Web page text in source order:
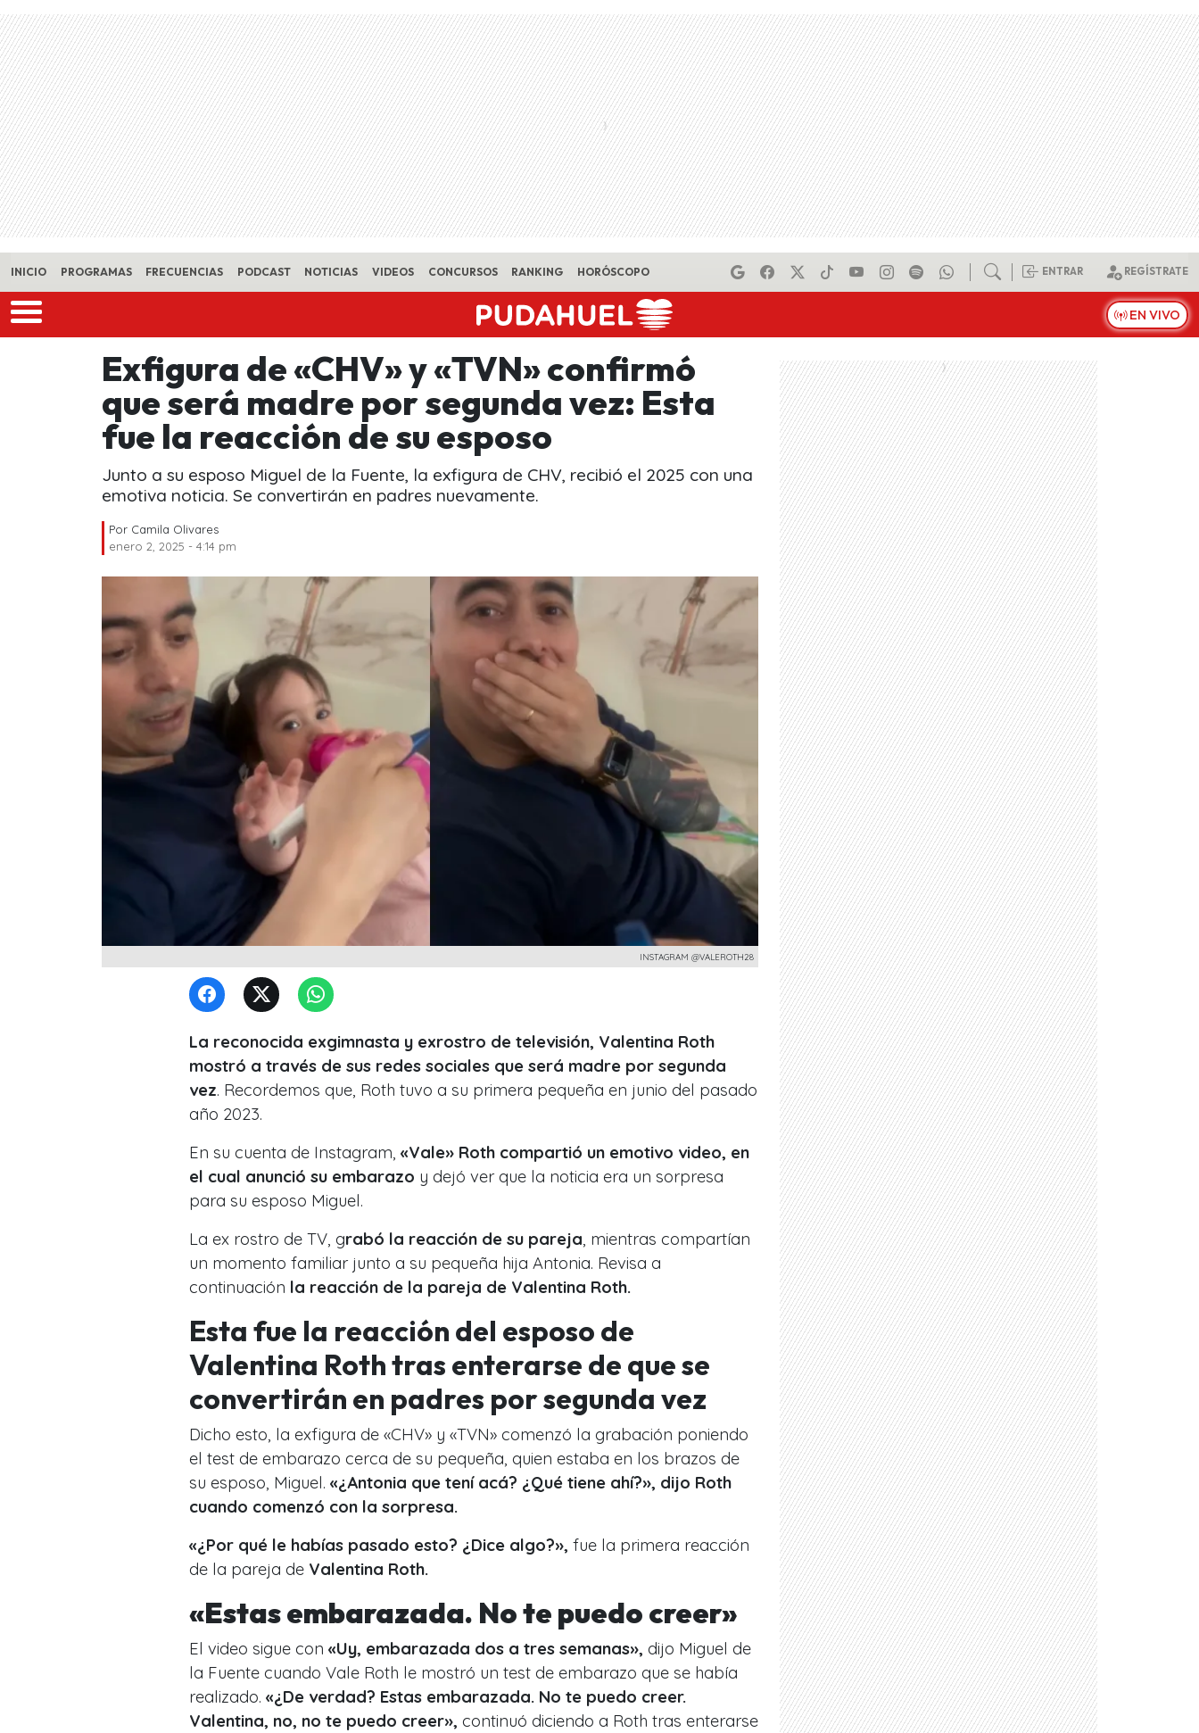
Skip to main content
INICIO PROGRAMAS FRECUENCIAS PODCAST NOTICIAS VIDEOS CONCURSOS RANKING HORÓSCOPO ENTRAR REGÍSTRATE
EN VIVO
Exfigura de «CHV» y «TVN» confirmó
que será madre por segunda vez: Esta
fue la reacción de su esposo
Junto a su esposo Miguel de la Fuente, la exfigura de CHV, recibió el 2025 con una
emotiva noticia. Se convertirán en padres nuevamente.
Por Camila Olivares
enero 2, 2025 - 4:14 pm
INSTAGRAM @VALEROTH28
La reconocida exgimnasta y exrostro de televisión, Valentina Roth
mostró a través de sus redes sociales que será madre por segunda
vez. Recordemos que, Roth tuvo a su primera pequeña en junio del pasado
año 2023.
En su cuenta de Instagram, «Vale» Roth compartió un emotivo video, en
el cual anunció su embarazo y dejó ver que la noticia era un sorpresa
para su esposo Miguel.
La ex rostro de TV, grabó la reacción de su pareja , mientras compartían
un momento familiar junto a su pequeña hija Antonia. Revisa a
continuación la reacción de la pareja de Valentina Roth.
Esta fue la reacción del esposo de
Valentina Roth tras enterarse de que se
convertirán en padres por segunda vez
Dicho esto, la exfigura de «CHV» y «TVN» comenzó la grabación poniendo
el test de embarazo cerca de su pequeña, quien estaba en los brazos de
su esposo, Miguel. «¿Antonia que tení acá? ¿Qué tiene ahí?», dijo Roth
cuando comenzó con la sorpresa.
«¿Por qué le habías pasado esto? ¿Dice algo?», fue la primera reacción
de la pareja de Valentina Roth.
«Estas embarazada. No te puedo creer»
El video sigue con «Uy, embarazada dos a tres semanas», dijo Miguel de
la Fuente cuando Vale Roth le mostró un test de embarazo que se había
realizado. «¿De verdad? Estas embarazada. No te puedo creer.
Valentina, no, no te puedo creer», continuó diciendo a Roth tras enterarse